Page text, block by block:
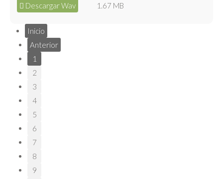
Descargar Wav 1.67 MB
Inicio
Anterior
1
2
3
4
5
6
7
8
9